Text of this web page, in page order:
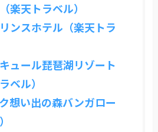
楽天トラベル）
ンスホテル（楽天トラ
ュール琵琶湖リゾート
ベル）
想い出の森バンガロー